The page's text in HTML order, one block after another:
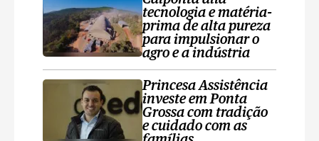
tecnologia e matéria-
prima de alta pureza
para impulsionar o
agro e a indústria
Princesa Assistência
investe em Ponta
Grossa com tradição
e cuidado com as